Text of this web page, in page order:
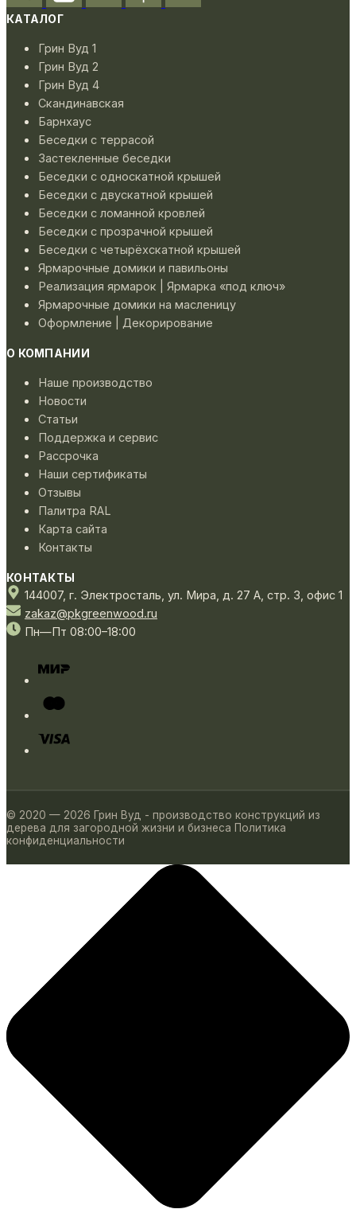
КАТАЛОГ
Грин Вуд 1
Грин Вуд 2
Грин Вуд 4
Скандинавская
Барнхаус
Беседки с террасой
Застекленные беседки
Беседки с односкатной крышей
Беседки с двускатной крышей
Беседки с ломанной кровлей
Беседки с прозрачной крышей
Беседки с четырёхскатной крышей
Ярмарочные домики и павильоны
Реализация ярмарок | Ярмарка «под ключ»
Ярмарочные домики на масленицу
Оформление | Декорирование
О КОМПАНИИ
Наше производство
Новости
Статьи
Поддержка и сервис
Рассрочка
Наши сертификаты
Отзывы
Палитра RAL
Карта сайта
Контакты
КОНТАКТЫ
144007, г. Электросталь, ул. Мира, д. 27 А, стр. 3, офис 1
zakaz@pkgreenwood.ru
Пн—Пт 08:00–18:00
© 2020 — 2026 Грин Вуд - производство конструкций из
дерева для загородной жизни и бизнеса Политика
конфиденциальности